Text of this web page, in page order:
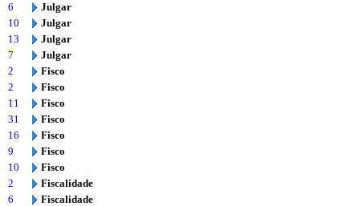
6
Julgar
10
Julgar
13
Julgar
7
Julgar
2
Fisco
2
Fisco
11
Fisco
31
Fisco
16
Fisco
9
Fisco
10
Fisco
2
Fiscalidade
6
Fiscalidade